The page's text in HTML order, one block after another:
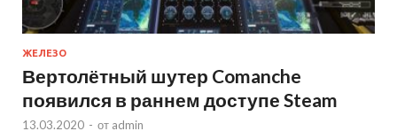
ЖЕЛЕЗО
Вертолётный шутер Comanche
появился в раннем доступе Steam
13.03.2020 - от admin